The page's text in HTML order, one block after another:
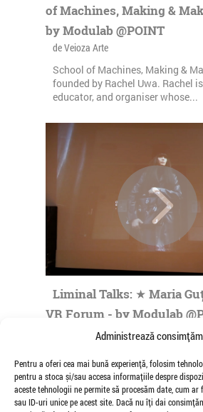
Administrează
Pentru a oferi cea mai bună experiență, folosim
pentru a stoca și/sau accesa informațiile despre
aceste tehnologii ne permite să procesăm date, cum
sau ID-uri unice pe acest site. Dacă nu îți dai
of Machines, Making &
by Modulab @POINT
de Veioza Arte
School of Machines, Making &
founded by Rachel Uwa. Rachel
educator, and organiser whose...
Liminal Talks: ★ Maria
VR Forum - by Modulab
de Veioza Arte
where she made her practice in
visual communication, art